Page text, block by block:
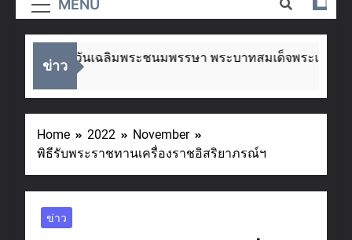
นครสวรรค์
MENU
ข่าว
ในโอกาสวันเฉลิมพระชนมพรรษา พระบาทสมเด็จพระเจ้าอยู่หั
Home 2022
November
พิธีรับพระราชทานเครื่องราชอิสริยาภรณ์ฯ
ข่าว